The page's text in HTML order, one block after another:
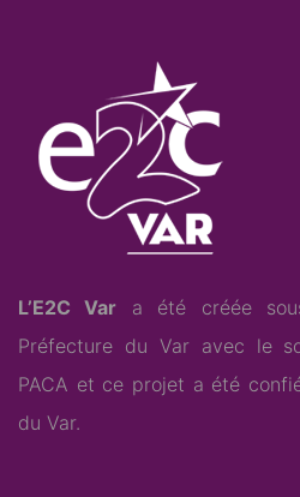
L’E2C Var a été créée
Préfecture du Var avec le
PACA et ce projet a été
du Var.